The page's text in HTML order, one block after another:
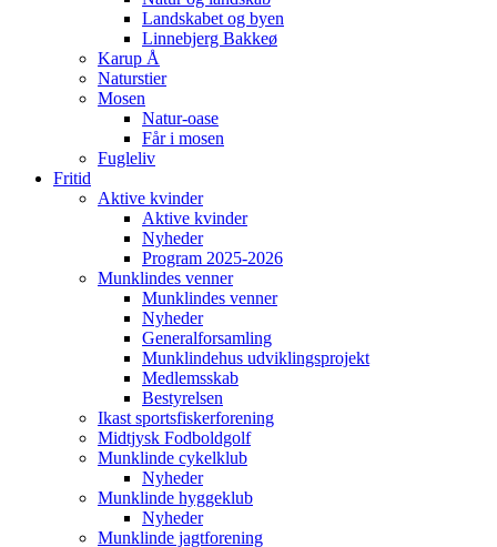
Landskabet og byen
Linnebjerg Bakkeø
Karup Å
Naturstier
Mosen
Natur-oase
Får i mosen
Fugleliv
Fritid
Aktive kvinder
Aktive kvinder
Nyheder
Program 2025-2026
Munklindes venner
Munklindes venner
Nyheder
Generalforsamling
Munklindehus udviklingsprojekt
Medlemsskab
Bestyrelsen
Ikast sportsfiskerforening
Midtjysk Fodboldgolf
Munklinde cykelklub
Nyheder
Munklinde hyggeklub
Nyheder
Munklinde jagtforening